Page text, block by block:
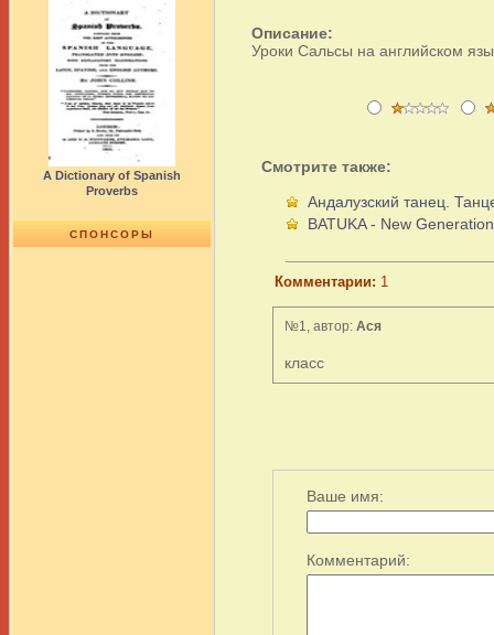
A Dictionary of Spanish
Proverbs
СПОНСОРЫ
Описание:
Уроки Сальсы на английском
Смотрите также:
Андалузский танец.
BATUKA - New Generation
Комментарии: 1
№1, автор: Ася
класс
Ваше имя:
Комментарий: